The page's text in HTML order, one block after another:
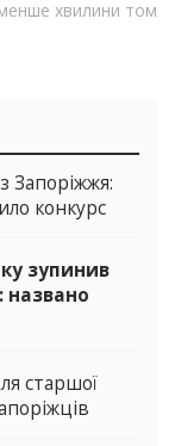
хвилини тому
Запоріжжя:
конкурс
зупинив
названо
старшої